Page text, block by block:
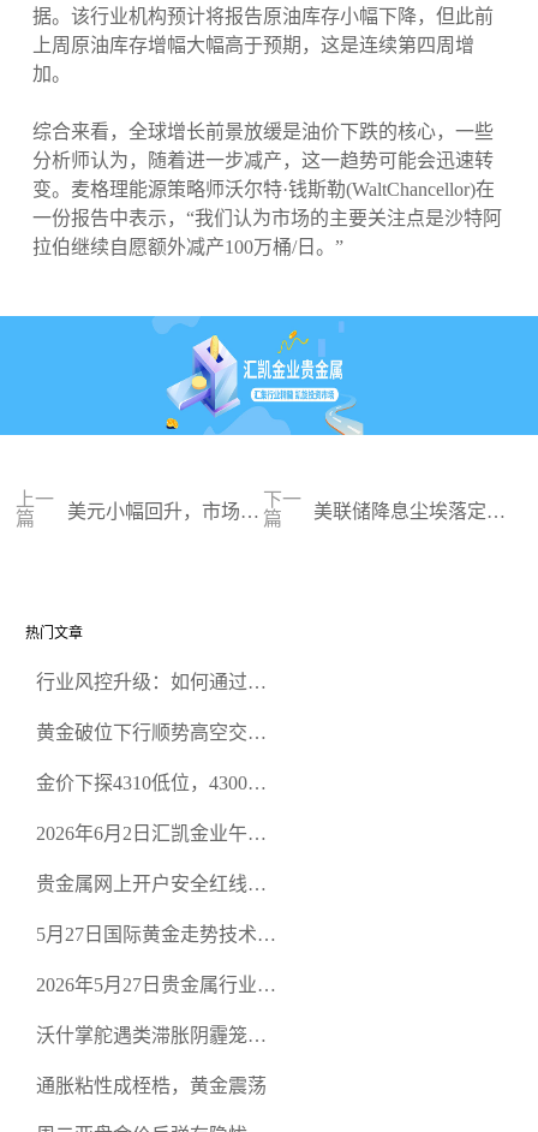
据。该行业机构预计将报告原油库存小幅下降，但此前
上周原油库存增幅大幅高于预期，这是连续第四周增
加。
综合来看，全球增长前景放缓是油价下跌的核心，一些
分析师认为，随着进一步减产，这一趋势可能会迅速转
变。麦格理能源策略师沃尔特·钱斯勒(WaltChancellor)在
一份报告中表示，“我们认为市场的主要关注点是沙特阿
拉伯继续自愿额外减产100万桶/日。”
上一
篇
美元小幅回升，市场静
下一
篇
美联储降息尘埃落定，
热门文章
行业风控升级：如何通过正
规黄金开户交易平台？
黄金破位下行顺势高空交易
金价下探4310低位，4300关
2026年6月2日汇凯金业午盘
空头清算算法如何布防？
贵金属网上开户安全红线：
恶意洗盘陷阱
5月27日国际黄金走势技术盘
规黄金平台全方位行情解析
2026年5月27日贵金属行业新
正规贵金属开户平台迎开户
热潮
沃什掌舵遇类滞胀阴霾笼
通胀粘性成桎梏，黄金震荡